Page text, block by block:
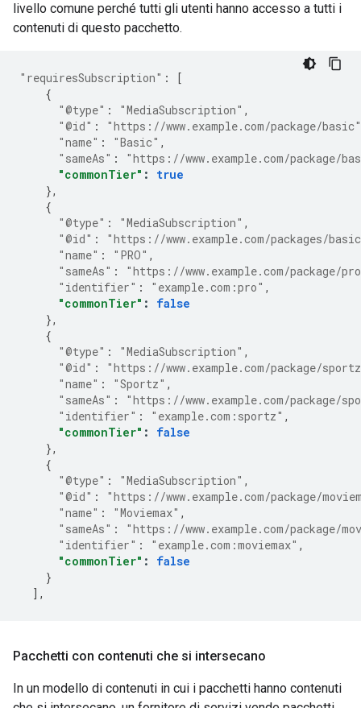
livello comune perché tutti gli utenti hanno accesso a tutti i
contenuti di questo pacchetto.
"requiresSubscription" :
[
{
"@type" : "MediaSubscription" ,
"@id" :
"https://www.example.com/package/basic"
"name" : "Basic" ,
"sameAs" :
"https://www.example.com/package/
"commonTier" :
true
},
{
"@type" : "MediaSubscription" ,
"@id" :
"https://www.example.com/packages/
"name" : "PRO" ,
"sameAs" :
"https://www.example.com/package/
"identifier" : "example.com:pro" ,
"commonTier" :
false
},
{
"@type" : "MediaSubscription" ,
"@id" :
"https://www.example.com/package/
"name" : "Sportz" ,
"sameAs" :
"https://www.example.com/package/
"identifier" : "example.com:sportz" ,
"commonTier" :
false
},
{
"@type" : "MediaSubscription" ,
"@id" :
"https://www.example.com/package/
"name" : "Moviemax" ,
"sameAs" :
"https://www.example.com/package/
"identifier" : "example.com:moviemax" ,
"commonTier" :
false
}
],
Pacchetti con contenuti che si intersecano
In un modello di contenuti in cui i pacchetti hanno contenuti